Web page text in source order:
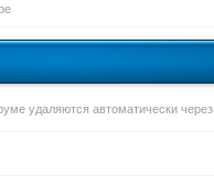
удаляются автоматически через